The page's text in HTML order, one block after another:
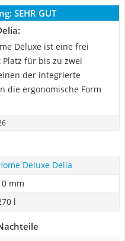
SEHR GUT
Deluxe ist eine frei
für bis zu zwei
der integrierte
die ergonomische Form
Deluxe Delia
mm
l